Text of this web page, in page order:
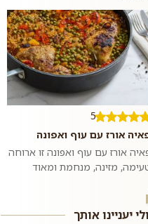
5
אורז עם עוף ואפונה
אורז עם עוף ואפונה זו ארוחה
מזינה, מנחמת ומאוד
אחד ומגישים לארוחת ערב
יעניינו אותך